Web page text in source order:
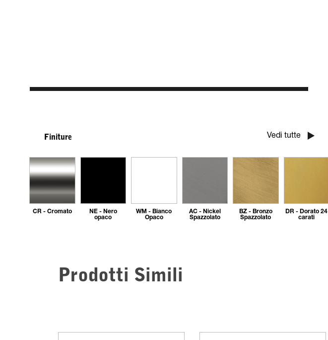
Finiture Vedi tutte
CR - Cromato
NE - Nero
opaco
WM - Bianco
Opaco
AC - Nickel
Spazzolato
BZ - Bronzo
Spazzolato
DR - Dorato 24
carati
Prodotti Simili